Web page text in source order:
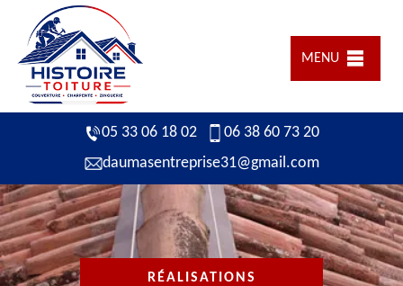
MENU
05 33 06 18 02
06 38 60 73 20
daumasentreprise31@gmail.com
RÉALISATIONS